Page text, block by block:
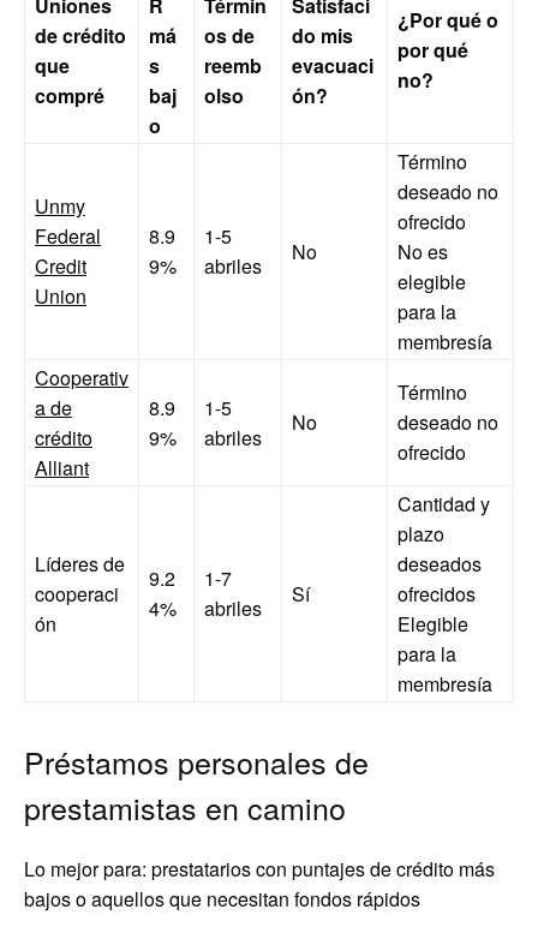
Uniones
de crédito
que
compré
R
má
s
baj
o
Términ
os de
reemb
olso
Satisfaci
do mis
evacuaci
ón?
¿Por qué o
por qué
no?
Unmy
Federal
Credit
Union
8.9
9%
1-5
abriles
No
Término
deseado no
ofrecido
No es
elegible
para la
membresía
Cooperativ
a de
crédito
Alliant
8.9
9%
1-5
abriles
No
Término
deseado no
ofrecido
Líderes de
cooperaci
ón
9.2
4%
1-7
abriles
Sí
Cantidad y
plazo
deseados
ofrecidos
Elegible
para la
membresía
Préstamos personales de
prestamistas en camino
Lo mejor para: prestatarios con puntajes de crédito más
bajos o aquellos que necesitan fondos rápidos